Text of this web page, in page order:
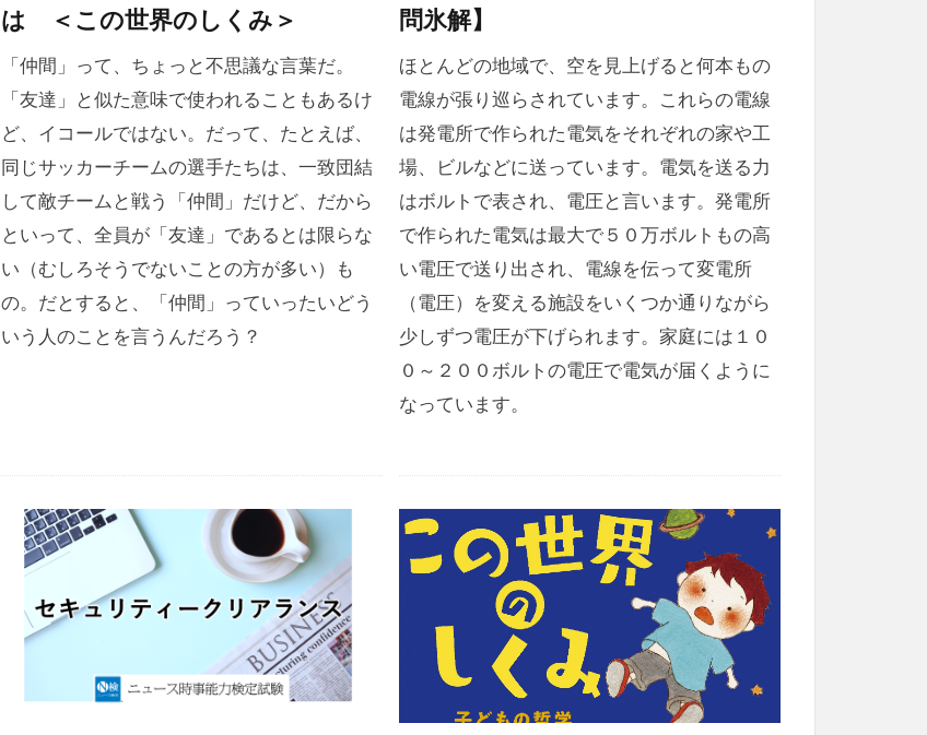
は ＜この世界のしくみ＞
「仲間」って、ちょっと不思議な言葉だ。
「友達」と似た意味で使われることもあるけ
ど、イコールではない。だって、たとえば、
同じサッカーチームの選手たちは、一致団結
して敵チームと戦う「仲間」だけど、だから
といって、全員が「友達」であるとは限らな
い（むしろそうでないことの方が多い）も
の。だとすると、「仲間」っていったいどう
いう人のことを言うんだろう？
問氷解】
ほとんどの地域で、空を見上げると何本もの
電線が張り巡らされています。これらの電線
は発電所で作られた電気をそれぞれの家や工
場、ビルなどに送っています。電気を送る力
はボルトで表され、電圧と言います。発電所
で作られた電気は最大で５０万ボルトもの高
い電圧で送り出され、電線を伝って変電所
（電圧）を変える施設をいくつか通りながら
少しずつ電圧が下げられます。家庭には１０
０～２００ボルトの電圧で電気が届くように
なっています。